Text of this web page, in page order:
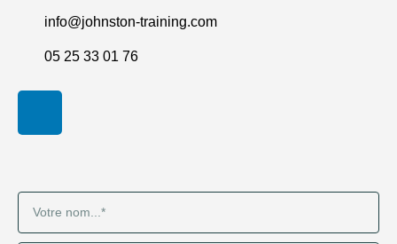
info@johnston-training.com
05 25 33 01 76